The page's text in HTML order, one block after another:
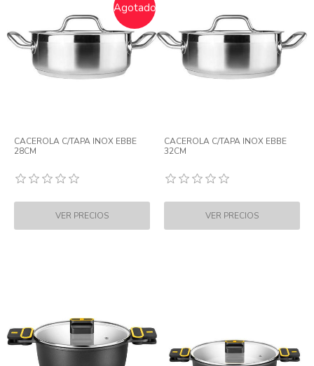
Agotado
CACEROLA C/TAPA INOX EBBE
28CM
CACEROLA C/TAPA INOX EBBE
32CM